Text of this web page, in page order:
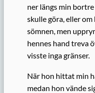
ner längs min
skulle göra, eller
sömnen, men
hennes hand treva
visste inga gränser.
När hon hittat min
medan hon vände